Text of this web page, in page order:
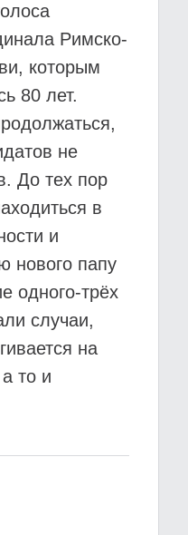
Римско-
которым
80 лет.
не
До тех пор
в
и
нового папу
одного-трёх
случаи,
на
то и